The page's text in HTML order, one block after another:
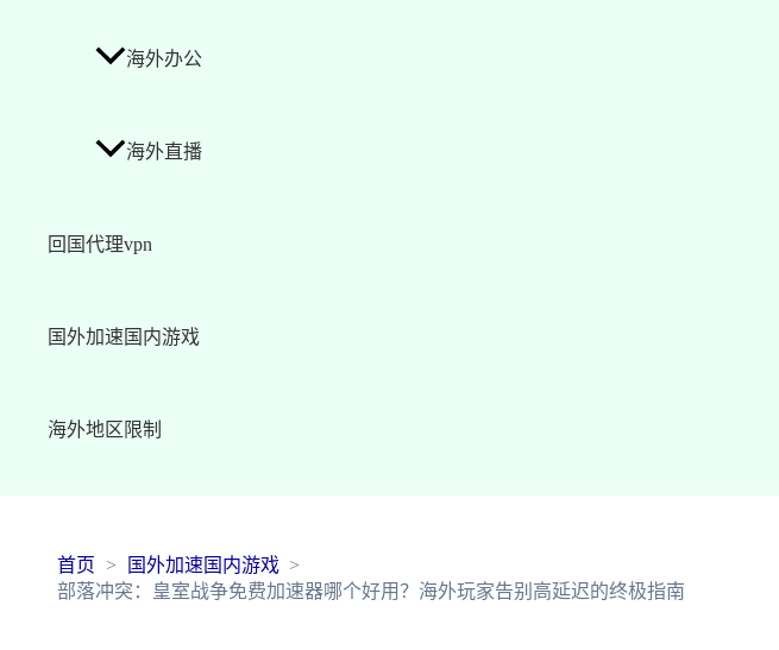
海外办公
海外直播
回国代理vpn
国外加速国内游戏
海外地区限制
首页
国外加速国内游戏
部落冲突：皇室战争免费加速器哪个好用？海外玩家告别高延迟的终极指南